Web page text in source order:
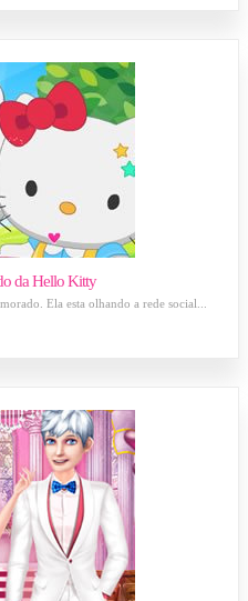
da Hello Kitty
Ela esta olhando a rede social...